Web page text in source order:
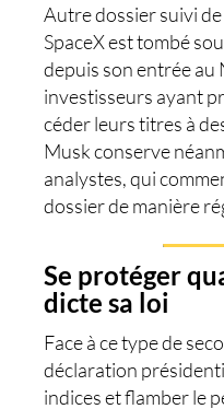
Autre dossier suivi
SpaceX est tombé
depuis son entrée au
investisseurs ayant
céder leurs titres à
Musk conserve
analystes, qui
dossier de manière
Se protéger
dicte sa loi
Face à ce type de
déclaration
indices et flamber le